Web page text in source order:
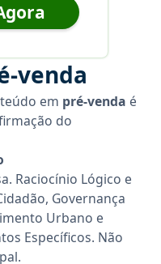
venda
em pré-venda é
do
Raciocínio Lógico e
Governança
Urbano e
Específicos. Não